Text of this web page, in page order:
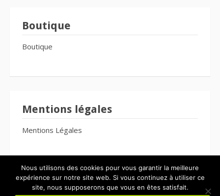
Boutique
Boutique
Mentions légales
Mentions Légales
Nous utilisons des cookies pour vous garantir la meilleure
expérience sur notre site web. Si vous continuez à utiliser ce
site, nous supposerons que vous en êtes satisfait.